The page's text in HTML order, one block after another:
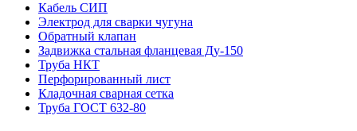
Кабель СИП
Электрод для сварки чугуна
Обратный клапан
Задвижка стальная фланцевая Ду-150
Труба НКТ
Перфорированный лист
Кладочная сварная сетка
Труба ГОСТ 632-80